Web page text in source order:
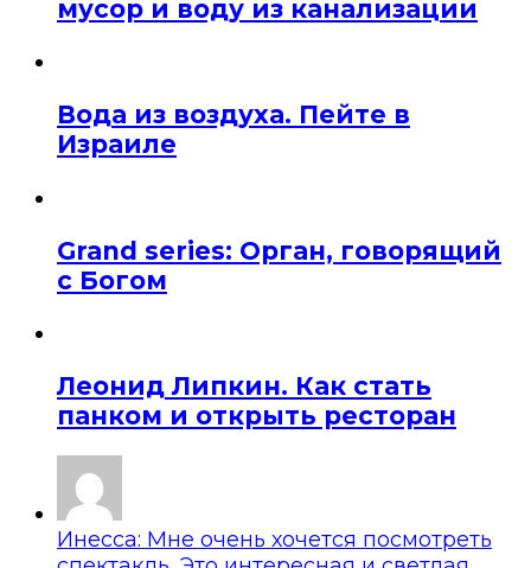
мусор и воду из канализации
Вода из воздуха. Пейте в
Израиле
Grand series: Орган, говорящий
с Богом
Леонид Липкин. Как стать
панком и открыть ресторан
Инесса: Мне очень хочется посмотреть